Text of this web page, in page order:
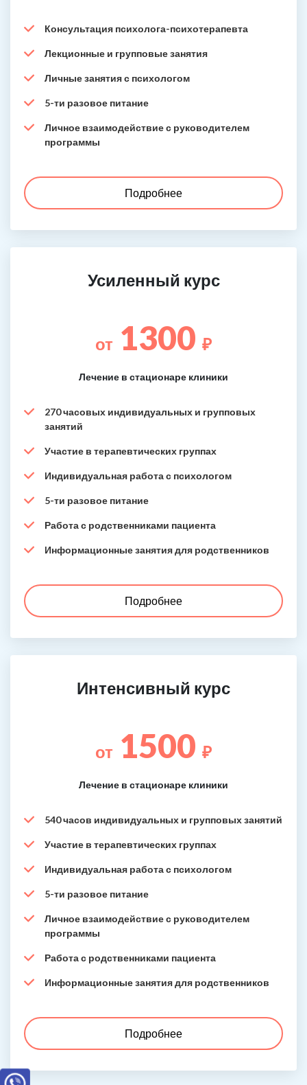
Консультация психолога-психотерапевта
Лекционные и групповые занятия
Личные занятия с психологом
5-ти разовое питание
Личное взаимодействие с руководителем
программы
Подробнее
Усиленный курс
от 1300 ₽
Лечение в стационаре клиники
270 часовых индивидуальных и групповых
занятий
Участие в терапевтических группах
Индивидуальная работа с психологом
5-ти разовое питание
Работа с родственниками пациента
Информационные занятия для родственников
Подробнее
Интенсивный курс
от 1500 ₽
Лечение в стационаре клиники
540 часов индивидуальных и групповых занятий
Участие в терапевтических группах
Индивидуальная работа с психологом
5-ти разовое питание
Личное взаимодействие с руководителем
программы
Работа с родственниками пациента
Информационные занятия для родственников
Подробнее